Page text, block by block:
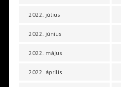
2022. július
2022. június
2022. május
2022. április